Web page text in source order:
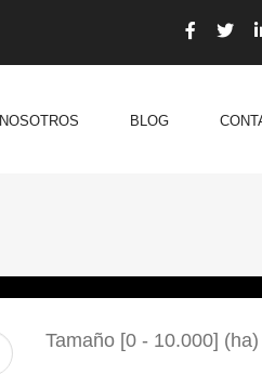
NOSOTROS BLOG
Tamaño [0 - 10.000] (ha)